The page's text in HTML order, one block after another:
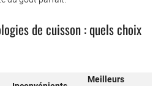
de cuisson : quels choix
Meilleurs